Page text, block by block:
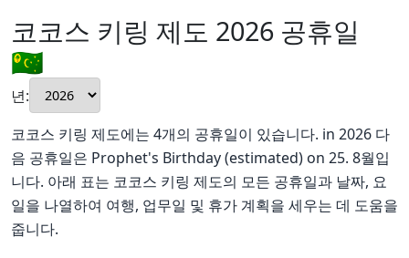
코코스 키링 제도 2026 공휴일
🇨🇨
년:
코코스 키링 제도에는 4개의 공휴일이 있습니다. in 2026 다
음 공휴일은 Prophet's Birthday (estimated) on 25. 8월입
니다. 아래 표는 코코스 키링 제도의 모든 공휴일과 날짜, 요
일을 나열하여 여행, 업무일 및 휴가 계획을 세우는 데 도움을
줍니다.